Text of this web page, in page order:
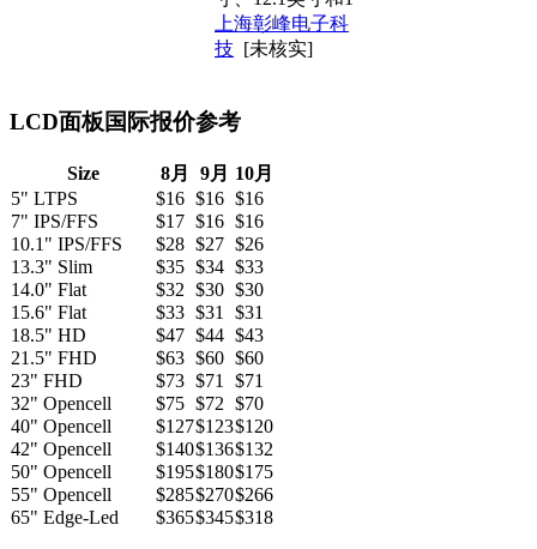
上海彰峰电子科
技 [未核实]
LCD面板国际报价参考
Size 8月 9月 10月
5" LTPS
$16 $16 $16
7" IPS/FFS
$17 $16 $16
10.1" IPS/FFS
$28 $27 $26
13.3" Slim
$35 $34 $33
14.0" Flat
$32 $30 $30
15.6" Flat
$33 $31
$31
18.5" HD
$47 $44 $43
21.5" FHD
$63 $60 $60
23" FHD
$73 $71
$71
32" Opencell
$75 $72 $70
40" Opencell
$127$123$120
42" Opencell
$140$136$132
50" Opencell
$195$180$175
55" Opencell
$285$270$266
65" Edge-Led
$365$345$318